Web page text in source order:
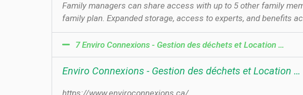
Family managers can share access with up to 5 other family
family plan. Expanded storage, access to experts, and benefits
7 Enviro Connexions - Gestion des déchets et Location …
Enviro Connexions - Gestion des déchets et Location …
https://www.enviroconnexions.ca/